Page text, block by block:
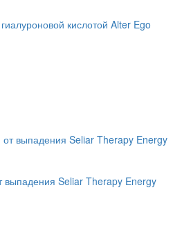
кислотой Alter Ego
выпадения Seliar Therapy Energy